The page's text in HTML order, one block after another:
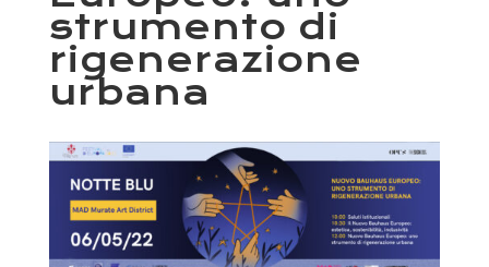
strumento di
rigenerazione
urbana